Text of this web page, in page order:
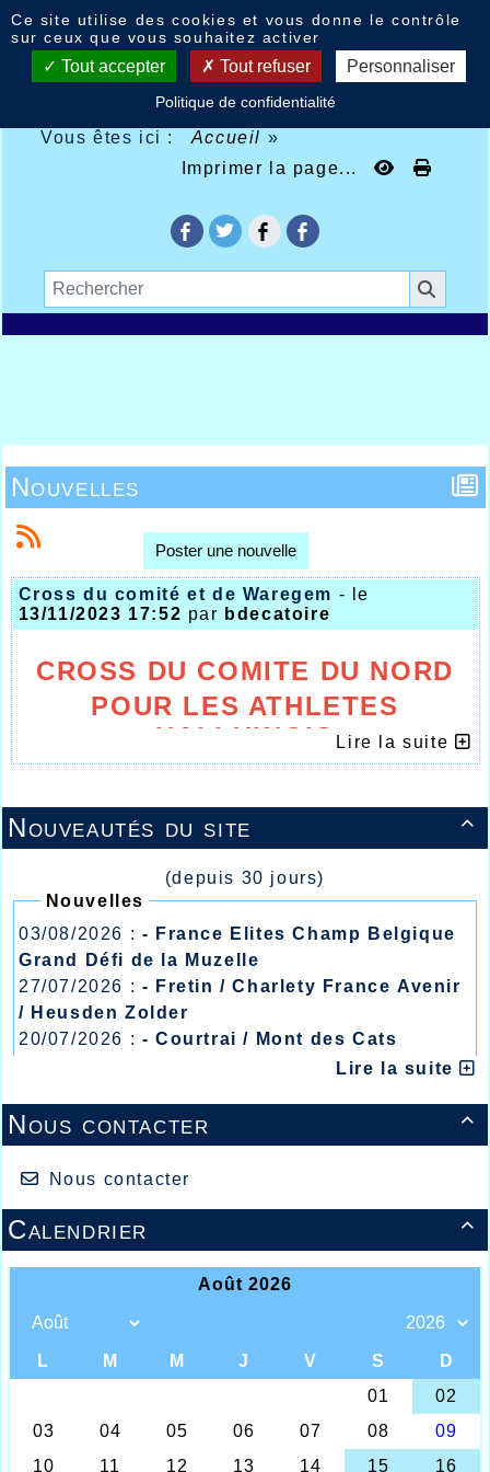
Vous êtes ici : Accueil »
Imprimer la page...

Nouveautés du site
(depuis 30 jours)
Nouvelles
03/08/2026 : - France Elites Champ Belgique
Grand Défi de la Muzelle
27/07/2026 : - Fretin / Charlety France Avenir
/ Heusden Zolder
20/07/2026 : - Courtrai / Mont des Cats
- Lyon / Meeting Abeilles /Lire la suite

Nous contacter
Nous contacter

Calendrier
Nouvelles
Poster une nouvelle
Cross du comité et de Waregem - le
13/11/2023 17:52 par bdecatoire
CROSS DU COMITE DU NORD
POUR LES ATHLETES
HALLUINOIS
Equipes cross court et long
Dans la semaine précédente, régnait
cross du Comité du Nord d’athlétisme, tant
de cette première semaine de novembre
nature sur des endroits jonchés d’arbres où
un réel risque ne pouvait être pris, mais
tout compte fait, ce dimanche 5, le temps
était calme et même quelques rayons de
soleil devaient faire leurs apparitions sur la
plaine derrière le stade des Ormes à Lomme,
Lire la suite
Ce site utilise des cookies et vous donne le contrôle
sur ceux que vous souhaitez activer
Tout accepter Tout refuser Personnaliser
Politique de confidentialité